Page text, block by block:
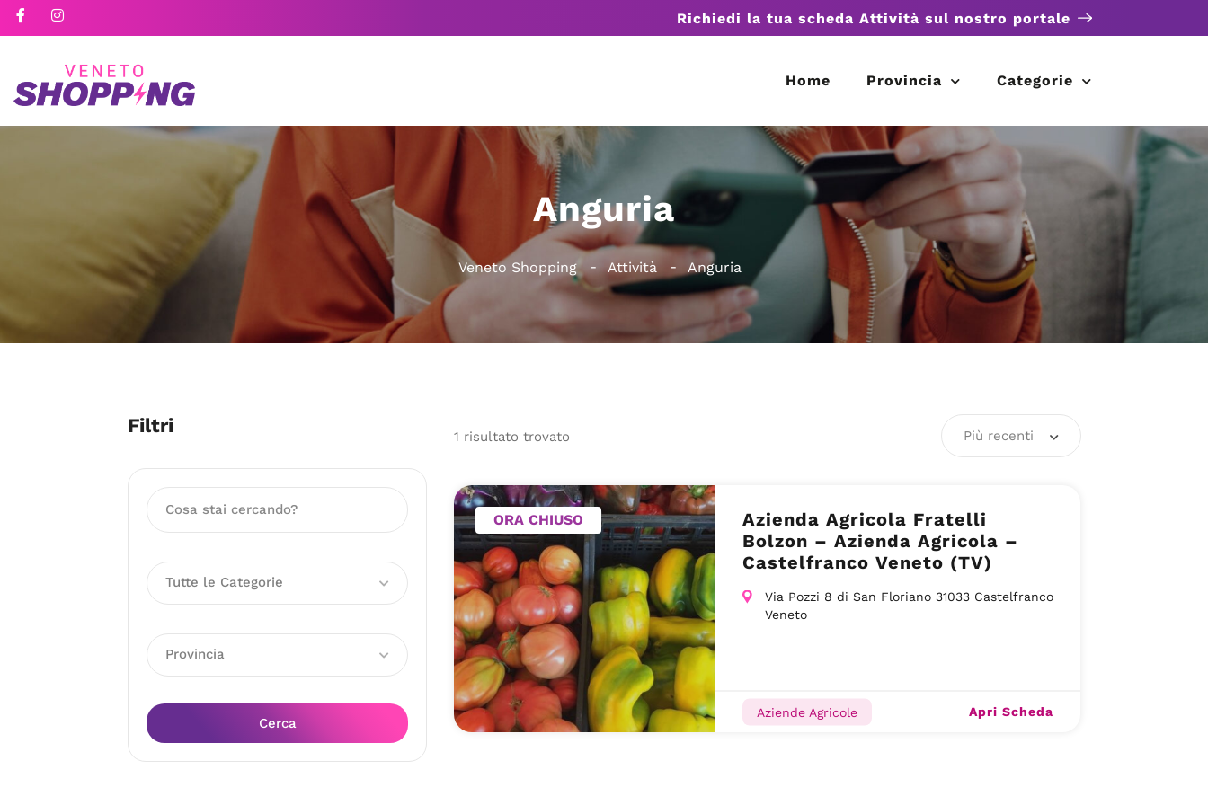
Richiedi la tua scheda Attività sul nostro portale
Home Provincia Categorie
Anguria
Veneto Shopping Attività Anguria
Filtri
Tutte le Categorie
Provincia
Cerca
1 risultato trovato Più recenti
ORA CHIUSO
Azienda Agricola Fratelli
Bolzon – Azienda Agricola –
Castelfranco Veneto (TV)
Via Pozzi 8 di San Floriano 31033 Castelfranco
Veneto
Aziende Agricole Apri Scheda